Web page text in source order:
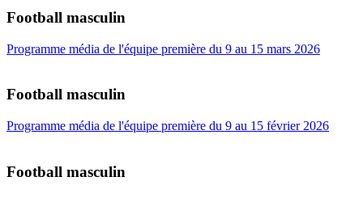
Football masculin
Programme média de l'équipe première du 9 au 15 mars 2026
Football masculin
Programme média de l'équipe première du 9 au 15 février 2026
Football masculin